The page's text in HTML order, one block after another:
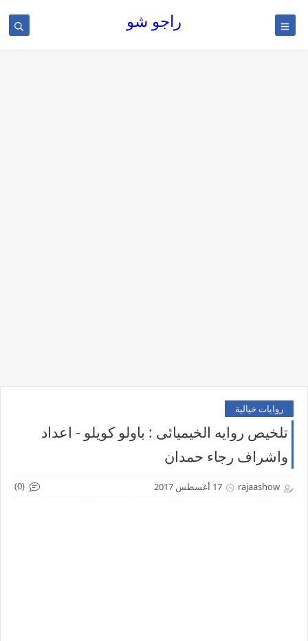
راجو شو
روايات خيالية
تلخيص روايه الخيميائى : باولو كويلو - اعداد
واشراف رجاء حمدان
rajaashow 17 أغسطس 2017 (0)